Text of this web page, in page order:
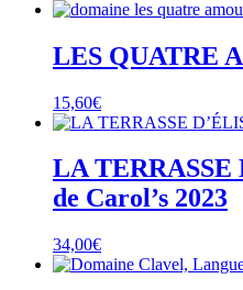
LES QUATRE
15,60€
LA TERRASSE
de Carol’s 2023
34,00€